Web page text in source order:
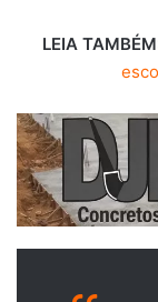
LEIA